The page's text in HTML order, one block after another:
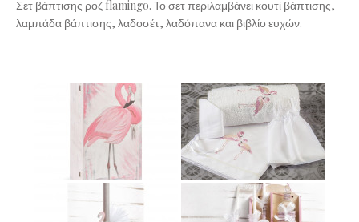
Σετ βάπτισης ροζ flamingo. Το σετ περιλαμβάνει κουτί βάπτισης,
λαμπάδα βάπτισης, λαδοσέτ, λαδόπανα και βιβλίο ευχών.